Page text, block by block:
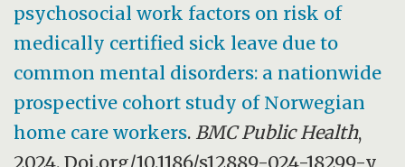
psychosocial work factors on risk of
medically certified sick leave due to
common mental disorders: a nationwide
prospective cohort study of Norwegian
home care workers. BMC Public Health,
2024. Doi.org/10.1186/s12889-024-18299-y